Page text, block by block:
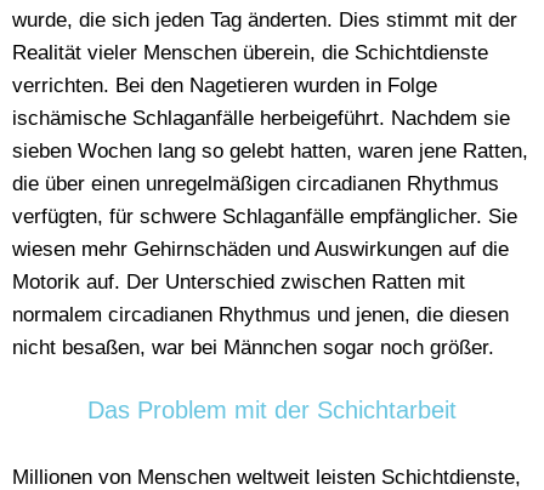
wurde, die sich jeden Tag änderten. Dies stimmt mit der
Realität vieler Menschen überein, die Schichtdienste
verrichten. Bei den Nagetieren wurden in Folge
ischämische Schlaganfälle herbeigeführt. Nachdem sie
sieben Wochen lang so gelebt hatten, waren jene Ratten,
die über einen unregelmäßigen circadianen Rhythmus
verfügten, für schwere Schlaganfälle empfänglicher. Sie
wiesen mehr Gehirnschäden und Auswirkungen auf die
Motorik auf. Der Unterschied zwischen Ratten mit
normalem circadianen Rhythmus und jenen, die diesen
nicht besaßen, war bei Männchen sogar noch größer.
Das Problem mit der Schichtarbeit
Millionen von Menschen weltweit leisten Schichtdienste,